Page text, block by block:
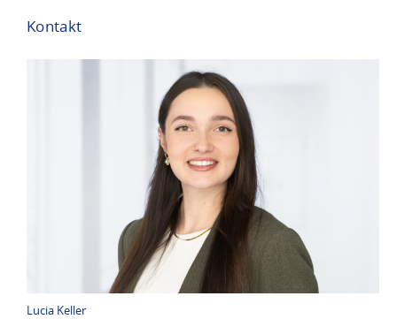
Kontakt
Lucia Keller